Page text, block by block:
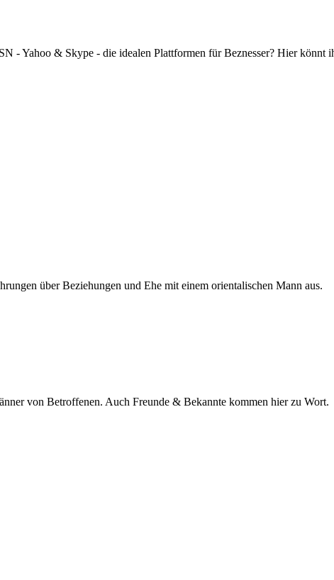
- Yahoo & Skype - die idealen Plattformen für Beznesser? Hier könnt
über Beziehungen und Ehe mit einem orientalischen Mann aus.
von Betroffenen. Auch Freunde & Bekannte kommen hier zu Wort.